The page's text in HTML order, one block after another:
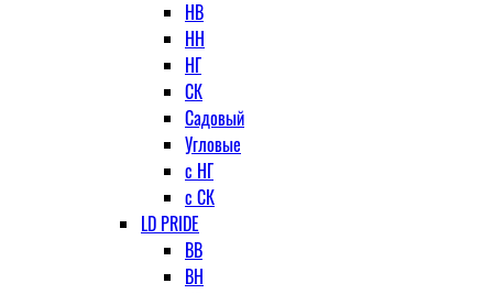
НВ
НН
НГ
СК
Садовый
Угловые
с НГ
с СК
LD PRIDE
ВВ
ВН